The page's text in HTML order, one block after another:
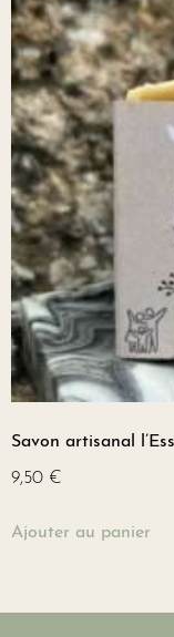
Savon artisanal
9,50 €
Ajouter au panier